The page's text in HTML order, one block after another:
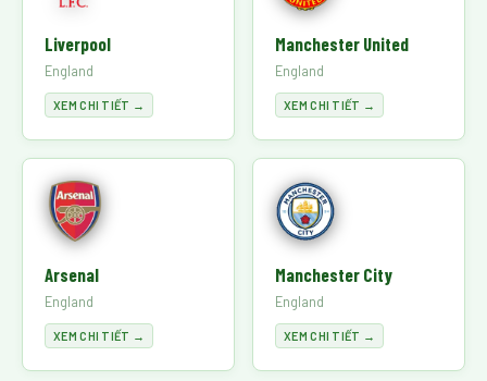
Liverpool
England
XEM CHI TIẾT →
Manchester United
England
XEM CHI TIẾT →
Arsenal
England
XEM CHI TIẾT →
Manchester City
England
XEM CHI TIẾT →